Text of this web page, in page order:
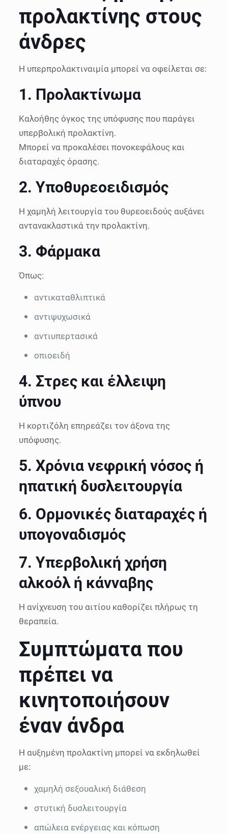
προλακτίνης στους
άνδρες
Η υπερπρολακτιναιμία μπορεί να οφείλεται σε:
1. Προλακτίνωμα
Καλοήθης όγκος της υπόφυσης που παράγει
υπερβολική προλακτίνη.
Μπορεί να προκαλέσει πονοκεφάλους και
διαταραχές όρασης.
2. Υποθυρεοειδισμός
Η χαμηλή λειτουργία του θυρεοειδούς αυξάνει
αντανακλαστικά την προλακτίνη.
3. Φάρμακα
Όπως:
αντικαταθλιπτικά
αντιψυχωσικά
αντιυπερτασικά
οπιοειδή
4. Στρες και έλλειψη
ύπνου
Η κορτιζόλη επηρεάζει τον άξονα της
υπόφυσης.
5. Χρόνια νεφρική νόσος ή
ηπατική δυσλειτουργία
6. Ορμονικές διαταραχές ή
υπογοναδισμός
7. Υπερβολική χρήση
αλκοόλ ή κάνναβης
Η ανίχνευση του αιτίου καθορίζει πλήρως τη
θεραπεία.
Συμπτώματα που
πρέπει να
κινητοποιήσουν
έναν άνδρα
Η αυξημένη προλακτίνη μπορεί να εκδηλωθεί
με:
χαμηλή σεξουαλική διάθεση
στυτική δυσλειτουργία
απώλεια ενέργειας και κόπωση